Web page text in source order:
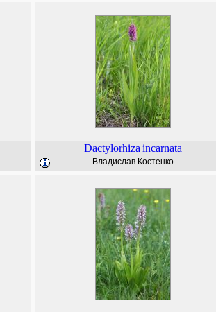
Dactylorhiza incarnata
Владислав Костенко